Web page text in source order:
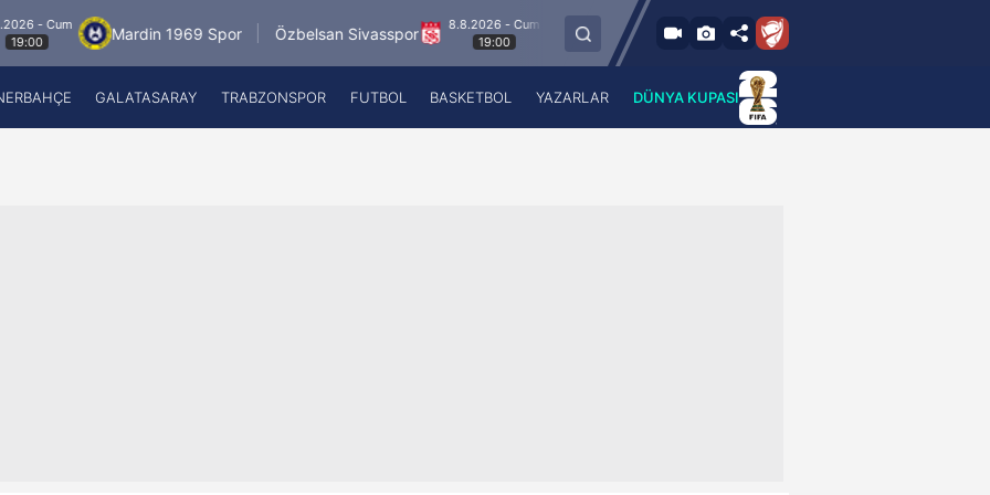
Mardin 1969 Spor Özbelsan Sivasspor
8.8.2026 - Cum
19:00
Esenler Erokspor Hesap.com Antalyaspor
A Haber Radyo
GALATASARAY TRABZONSPOR FUTBOL BASKETBOL YAZARLAR DÜNYA KUPASI